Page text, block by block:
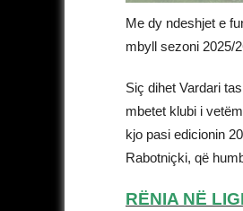
Me dy ndeshjet e
mbyll sezoni 2025/
Siç dihet Vardari
mbetet klubi i
kjo pasi edicionin
Rabotniçki, që
RËNIA NË